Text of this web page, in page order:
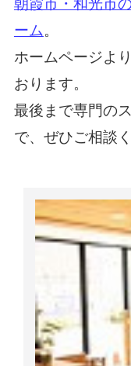
ーム。
ホームページよ
おります。
最後まで専門の
で、ぜひご相談